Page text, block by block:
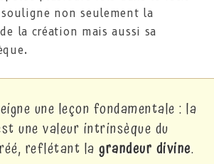
non seulement la
la création mais aussi sa
une leçon fondamentale : la
une valeur intrinsèque du
reflétant lagrandeur divine.